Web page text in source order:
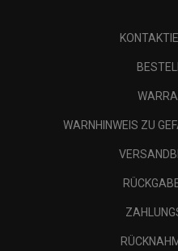
WARNHINWEIS ZU